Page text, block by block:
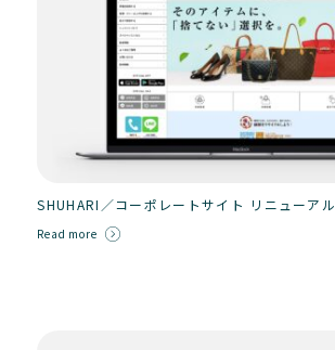
SHUHARI／コーポレートサイト リニューアル
Read more